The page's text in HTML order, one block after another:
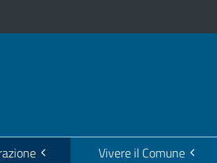
Vivere il Comune